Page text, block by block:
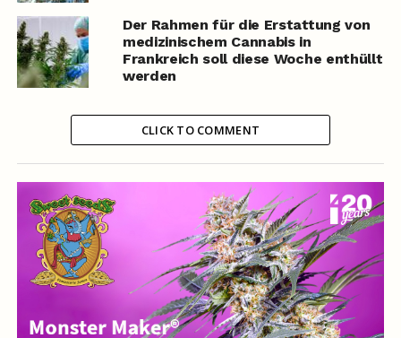
Der Rahmen für die Erstattung von
medizinischem Cannabis in
Frankreich soll diese Woche enthüllt
werden
CLICK TO COMMENT